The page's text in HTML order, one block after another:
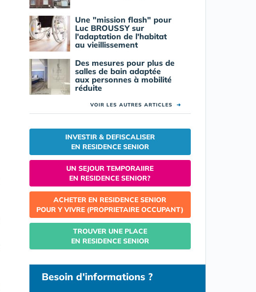
Une "mission flash" pour
Luc BROUSSY sur
l'adaptation de l'habitat
au vieillissement
Des mesures pour plus de
salles de bain adaptée
aux personnes à mobilité
réduite
VOIR LES AUTRES ARTICLES ➜
INVESTIR & DEFISCALISER
EN RESIDENCE SENIOR
UN SEJOUR TEMPORAIIRE
EN RESIDENCE SENIOR?
ACHETER EN RESIDENCE SENIOR
POUR Y VIVRE (PROPRIETAIRE OCCUPANT)
TROUVER UNE PLACE
EN RESIDENCE SENIOR
Besoin d'informations ?